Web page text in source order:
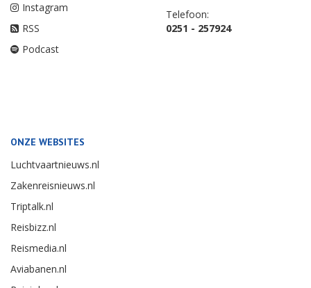
Instagram
RSS
Podcast
Telefoon:
0251 - 257924
ONZE WEBSITES
Luchtvaartnieuws.nl
Zakenreisnieuws.nl
Triptalk.nl
Reisbizz.nl
Reismedia.nl
Aviabanen.nl